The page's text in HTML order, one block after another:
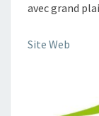
avec grand
Site Web